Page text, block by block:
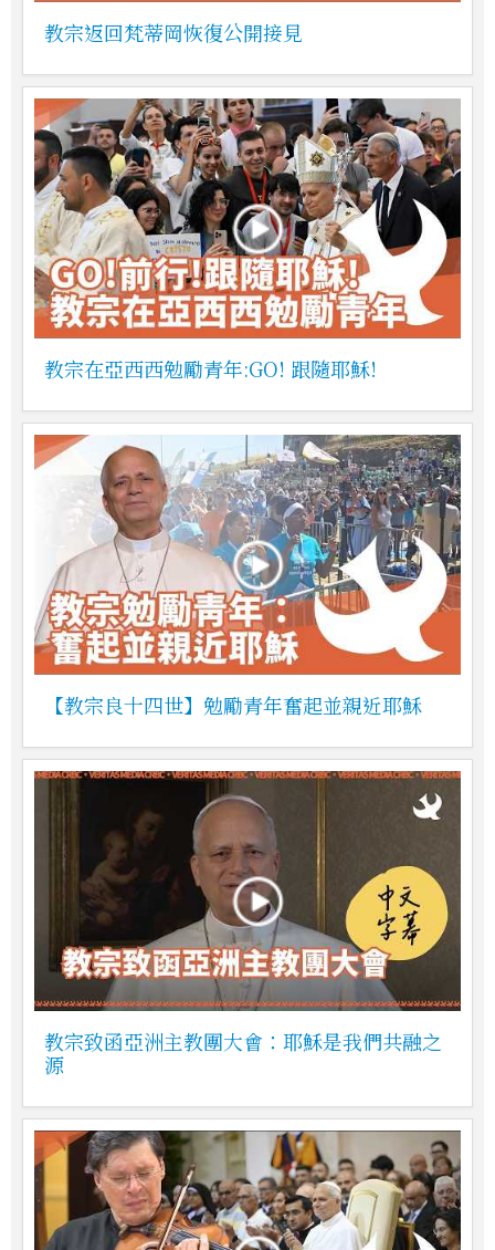
教宗返回梵蒂岡恢復公開接見
教宗在亞西西勉勵青年:GO! 跟隨耶穌!
【教宗良十四世】勉勵青年奮起並親近耶穌
教宗致函亞洲主教團大會：耶穌是我們共融之
源